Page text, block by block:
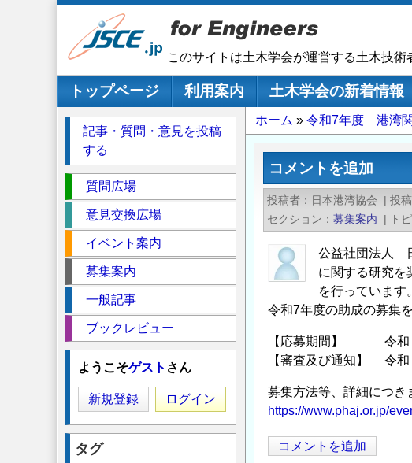
このサイトは土木学会が運営する土木技術
メインナビゲーション
トップページ 利用案内 土木学会の新着情報
パ
ン
ず
ホーム 令和7年度 港湾
コメントを追加
投稿者 日本港湾協会 | 投
セクション
募集案内 | ト
公益社団法人
に関する研究を
を行っています。
令和7年度の助成の募集
【応募期間】 令和６
【審査及び通知】 令和
募集方法等、詳細につき
https://www.phaj.or.jp/
コメントを追加
記事・質問・意見を投稿
する
ク
シ
質問広場
意見交換広場
イベント案内
募集案内
一般記事
ブックレビュー
ようこそゲスト さん
新規登録 ログイン
タグ